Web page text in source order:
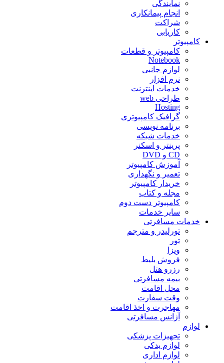
نمایندگی
انجام پیمانکاری
شراکت
کاریابی
کامپیوتر
کامپیوتر و قطعات
Notebook
لوازم جانبی
نرم افزار
خدمات اینترنت
طراحی web
Hosting
گرافیک کامپیوتری
برنامه نویسی
خدمات شبکه
پرینتر و اسکنر
CD و DVD
آموزش کامپیوتر
تعمیر و نگهداری
خریدار کامپیوتر
مجله و کتاب
کامپیوتر دست دوم
سایر خدمات
خدمات مسافرتی
تورلیدر و مترجم
تور
ویزا
فروش بلیط
رزرو هتل
بیمه مسافرتی
محل اقامت
وقت سفارت
مهاجرت و اخذ اقامت
آژانس مسافرتی
لوازم
تجهیزات پزشکی
لوازم یدکی
لوازم اداری